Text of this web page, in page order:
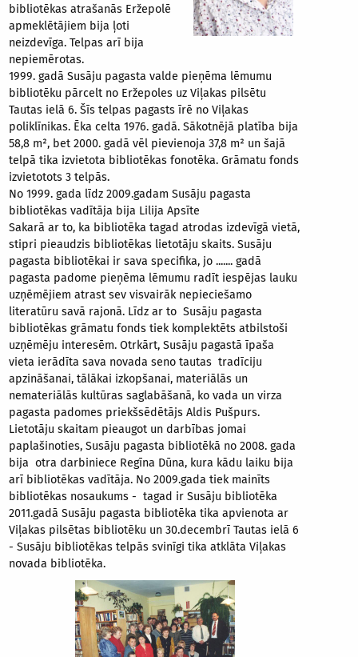
bibliotēkas atrašanās Eržepolē
apmeklētājiem bija ļoti
neizdevīga. Telpas arī bija
nepiemērotas.
1999. gadā Susāju pagasta valde pieņēma lēmumu
bibliotēku pārcelt no Eržepoles uz Viļakas pilsētu
Tautas ielā 6. Šīs telpas pagasts īrē no Viļakas
poliklīnikas. Ēka celta 1976. gadā. Sākotnējā platība bija
58,8 m², bet 2000. gadā vēl pievienoja 37,8 m² un šajā
telpā tika izvietota bibliotēkas fonotēka. Grāmatu fonds
izvietotots 3 telpās.
No 1999. gada līdz 2009.gadam Susāju pagasta
bibliotēkas vadītāja bija Lilija Apsīte
Sakarā ar to, ka bibliotēka tagad atrodas izdevīgā vietā,
stipri pieaudzis bibliotēkas lietotāju skaits. Susāju
pagasta bibliotēkai ir sava specifika, jo ....... gadā
pagasta padome pieņēma lēmumu radīt iespējas lauku
uzņēmējiem atrast sev visvairāk nepieciešamo
literatūru savā rajonā. Līdz ar to Susāju pagasta
bibliotēkas grāmatu fonds tiek komplektēts atbilstoši
uzņēmēju interesēm. Otrkārt, Susāju pagastā īpaša
vieta ierādīta sava novada seno tautas tradīciju
apzināšanai, tālākai izkopšanai, materiālās un
nemateriālās kultūras saglabāšanā, ko vada un virza
pagasta padomes priekšsēdētājs Aldis Pušpurs.
Lietotāju skaitam pieaugot un darbības jomai
paplašinoties, Susāju pagasta bibliotēkā no 2008. gada
bija otra darbiniece Regīna Dūna, kura kādu laiku bija
arī bibliotēkas vadītāja. No 2009.gada tiek mainīts
bibliotēkas nosaukums - tagad ir Susāju bibliotēka
2011.gadā Susāju pagasta bibliotēka tika apvienota ar
Viļakas pilsētas bibliotēku un 30.decembrī Tautas ielā 6
- Susāju bibliotēkas telpās svinīgi tika atklāta Viļakas
novada bibliotēka.